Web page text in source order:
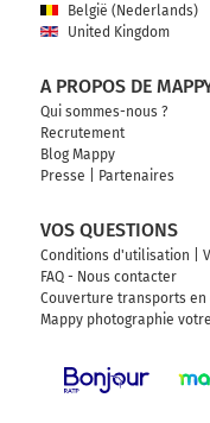
België (Nederlands)
United Kingdom
A PROPOS DE
Qui sommes-nous ?
Recrutement
Blog Mappy
Presse
Partenaires
VOS QUESTIONS
Conditions d'utilisation
FAQ - Nous contacter
Couverture transports en
Mappy photographie